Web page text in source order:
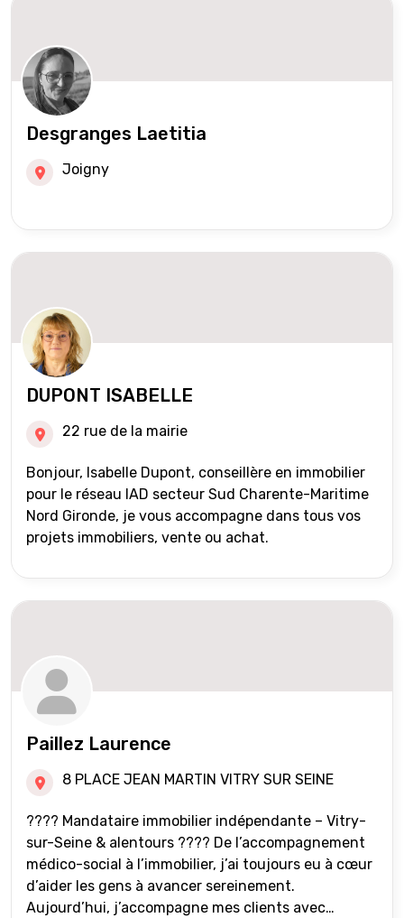
réseau Iad France et Iad Deutschland Inter agence
Desgranges Laetitia
Joigny
DUPONT ISABELLE
22 rue de la mairie
Bonjour, Isabelle Dupont, conseillère en immobilier
pour le réseau IAD secteur Sud Charente-Maritime
Nord Gironde, je vous accompagne dans tous vos
projets immobiliers, vente ou achat.
Paillez Laurence
8 PLACE JEAN MARTIN VITRY SUR SEINE
???? Mandataire immobilier indépendante – Vitry-
sur-Seine & alentours ???? De l’accompagnement
médico-social à l’immobilier, j’ai toujours eu à cœur
d’aider les gens à avancer sereinement.
Aujourd’hui, j’accompagne mes clients avec